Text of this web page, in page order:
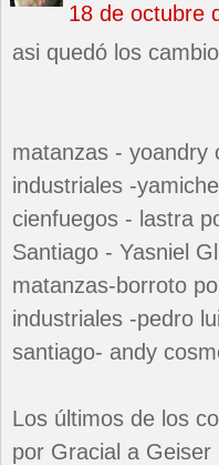
18 de octubre
asi quedó los
matanzas - yoandry
industriales -
cienfuegos - lastra
Santiago - Yasniel
matanzas-borroto
industriales -pedro
santiago- andy
Los últimos de los
por Gracial a Geiser